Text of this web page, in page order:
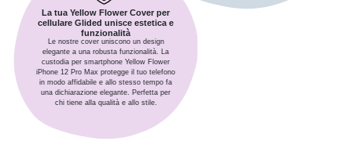
La tua Yellow Flower Cover per
cellulare Glided unisce estetica e
funzionalità
Le nostre cover uniscono un design
elegante a una robusta funzionalità. La
custodia per smartphone Yellow Flower
iPhone 12 Pro Max protegge il tuo telefono
in modo affidabile e allo stesso tempo fa
una dichiarazione elegante. Perfetta per
chi tiene alla qualità e allo stile.